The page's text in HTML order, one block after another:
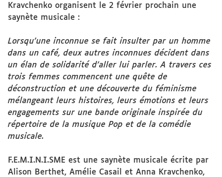
Kravchenko organisent le 2 février prochain une
saynète musicale :
Lorsqu’une inconnue se fait insulter par un homme
dans un café, deux autres inconnues décident dans
un élan de solidarité d’aller lui parler. A travers ces
trois femmes commencent une quête de
déconstruction et une découverte du féminisme
mélangeant leurs histoires, leurs émotions et leurs
engagements sur une bande originale inspirée du
répertoire de la musique Pop et de la comédie
musicale.
F.E.M.I.N.I.SME est une saynète musicale écrite par
Alison Berthet, Amélie Casail et Anna Kravchenko,